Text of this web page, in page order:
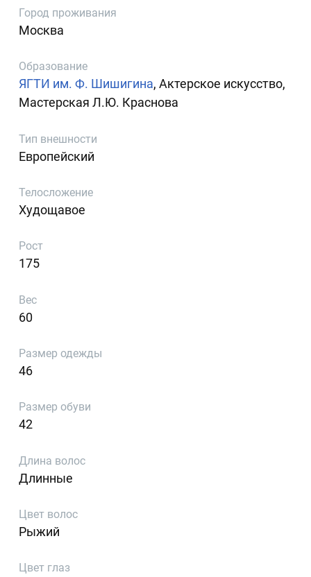
Город проживания
Москва
Образование
ЯГТИ им. Ф. Шишигина, Актерское искусство,
Мастерская Л.Ю. Краснова
Тип внешности
Европейский
Телосложение
Худощавое
Рост
175
Вес
60
Размер одежды
46
Размер обуви
42
Длина волос
Длинные
Цвет волос
Рыжий
Цвет глаз